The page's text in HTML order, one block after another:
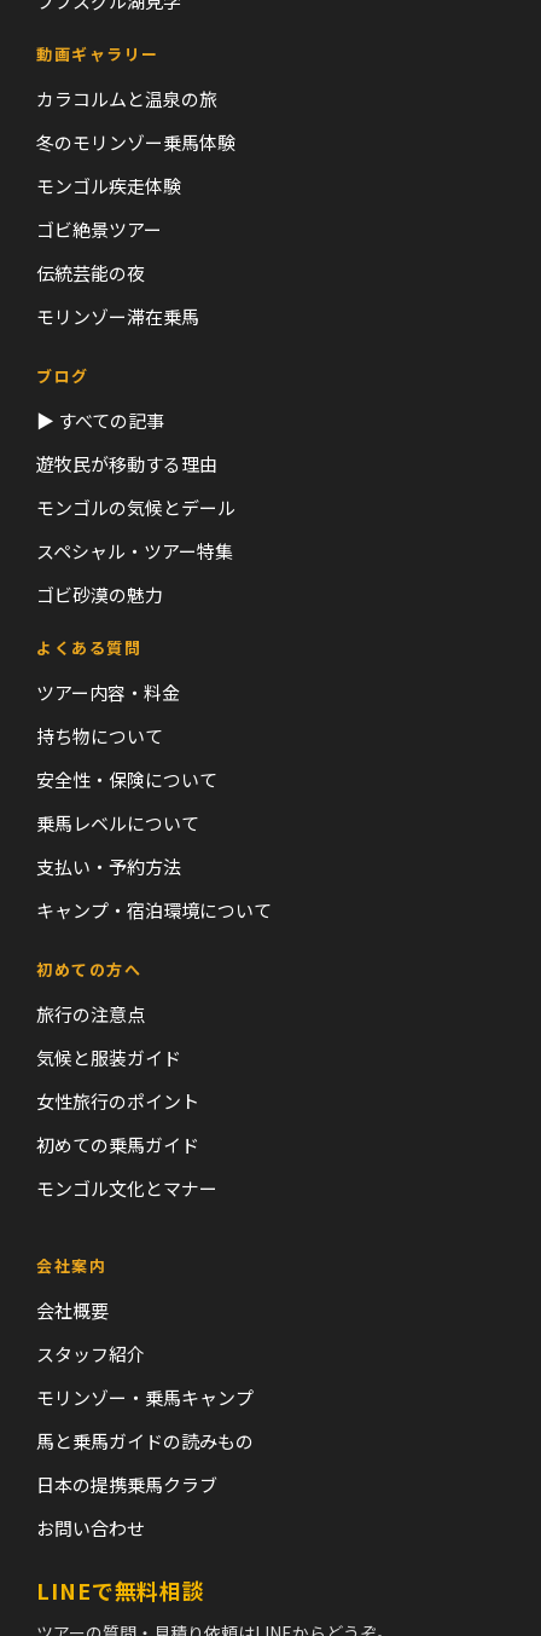
動画ギャラリー
カラコルムと温泉の旅
冬のモリンゾー乗馬体験
モンゴル疾走体験
ゴビ絶景ツアー
伝統芸能の夜
モリンゾー滞在乗馬
ブログ
▶ すべての記事
遊牧民が移動する理由
モンゴルの気候とデール
スペシャル・ツアー特集
ゴビ砂漠の魅力
よくある質問
ツアー内容・料金
持ち物について
安全性・保険について
乗馬レベルについて
支払い・予約方法
キャンプ・宿泊環境について
初めての方へ
旅行の注意点
気候と服装ガイド
女性旅行のポイント
初めての乗馬ガイド
モンゴル文化とマナー
会社案内
会社概要
スタッフ紹介
モリンゾー・乗馬キャンプ
馬と乗馬ガイドの読みもの
日本の提携乗馬クラブ
お問い合わせ
LINEで無料相談